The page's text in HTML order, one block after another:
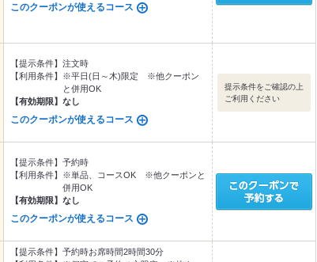
このクーポンが使えるコース
【提示条件】 注文時
【利用条件】
※平日(日～木)限定 ※他クーポン
と併用OK
【有効期限】 なし
このクーポンが使えるコース
提示条件をご確認の上
ご利用ください
【提示条件】 予約時
【利用条件】
※単品、コースOK ※他クーポンと
併用OK
【有効期限】 なし
このクーポンが使えるコース
【提示条件】 予約時お席時間2時間30分